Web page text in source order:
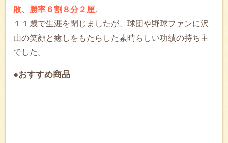
敗、勝率６割８分２厘。
１１歳で生涯を閉じましたが、球団や野球ファンに沢
山の笑顔と癒しをもたらした素晴らしい功績の持ち主
でした。
●おすすめ商品